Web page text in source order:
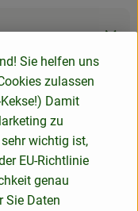
Sie helfen uns
zulassen
Damit
zu
wichtig ist,
EU-Richtlinie
genau
Sie Daten